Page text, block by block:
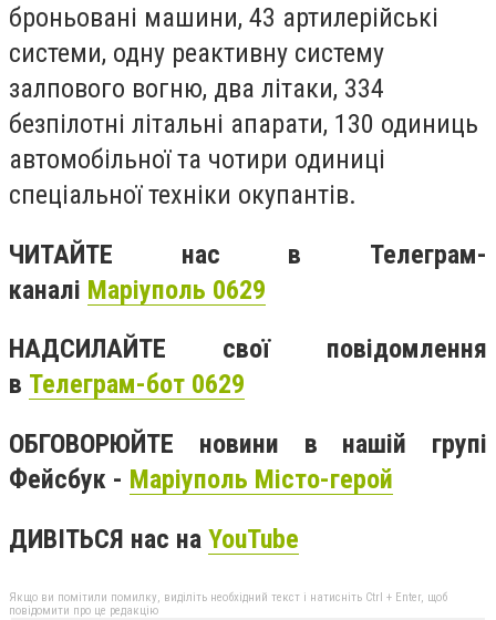
броньовані машини, 43 артилерійські
системи, одну реактивну систему
залпового вогню, два літаки, 334
безпілотні літальні апарати, 130 одиниць
автомобільної та чотири одиниці
спеціальної техніки окупантів.
ЧИТАЙТЕ нас в Телеграм-
каналі Маріуполь 0629
НАДСИЛАЙТЕ свої повідомлення
в Телеграм-бот 0629
ОБГОВОРЮЙТЕ новини в нашій групі
Фейсбук - Маріуполь Місто-герой
ДИВІТЬСЯ нас на YouTube
Якщо ви помітили помилку, виділіть необхідний текст і натисніть Ctrl + Enter, щоб
повідомити про це редакцію